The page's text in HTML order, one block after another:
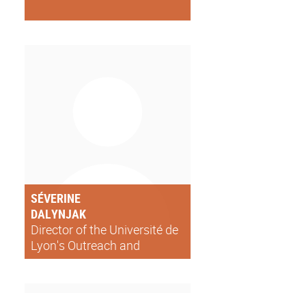
SÉVERINE
DALYNJAK
Director of the Université de
Lyon's Outreach and
international affairs